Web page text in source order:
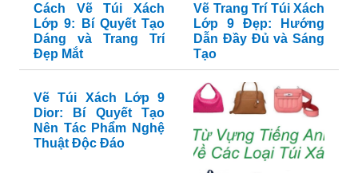
Cách Vẽ Túi Xách
Lớp 9: Bí Quyết Tạo
Dáng và Trang Trí
Đẹp Mắt
Vẽ Trang Trí Túi Xách
Lớp 9 Đẹp: Hướng
Dẫn Đầy Đủ và Sáng
Tạo
Vẽ Túi Xách Lớp 9
Dior: Bí Quyết Tạo
Nên Tác Phẩm Nghệ
Thuật Độc Đáo